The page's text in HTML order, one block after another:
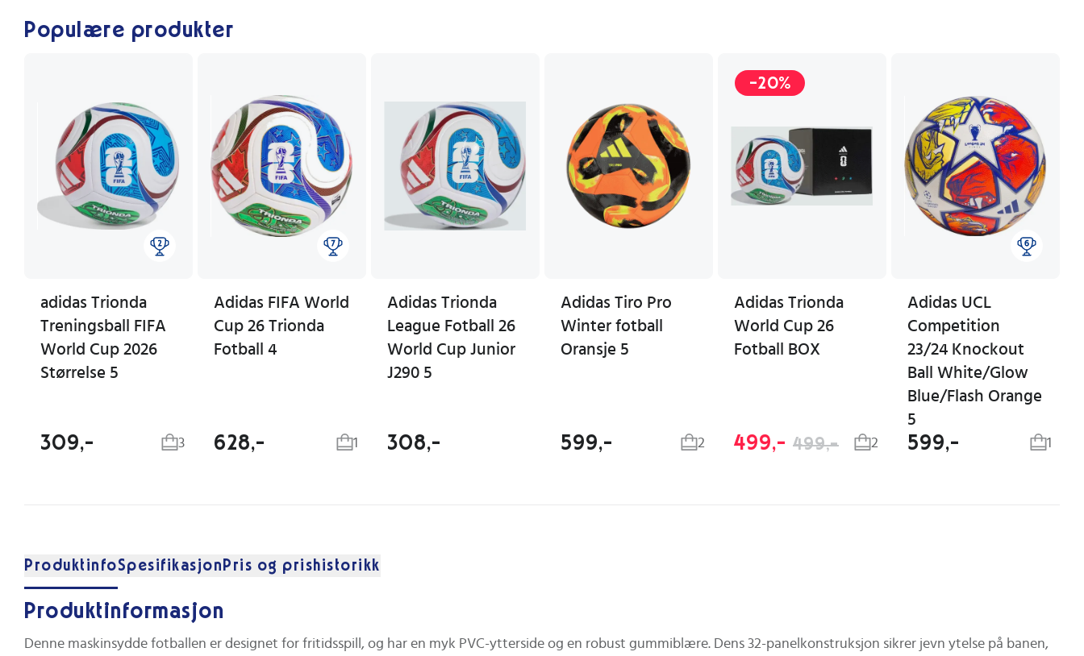
Populære produkter
adidas Trionda
Treningsball FIFA
World Cup 2026
Størrelse 5
309,- 3
Adidas FIFA World
Cup 26 Trionda
Fotball 4
628,- 1
Adidas Trionda
League Fotball 26
World Cup Junior
J290 5
308,-
Adidas Tiro Pro
Winter fotball
Oransje 5
599,- 2
-20%
Adidas Trionda
World Cup 26
Fotball BOX
499,- 499,- 2
Adidas UCL
Competition
23/24 Knockout
Ball White/Glow
Blue/Flash Orange
5
599,- 1
ProduktinfoSpesifikasjon Pris og prishistorikk
Produktinformasjon
Denne maskinsydde fotballen er designet for fritidsspill, og har en myk PVC-ytterside og en robust gummiblære. Dens 32-panelkonstruksjon sikrer jevn ytelse på banen,